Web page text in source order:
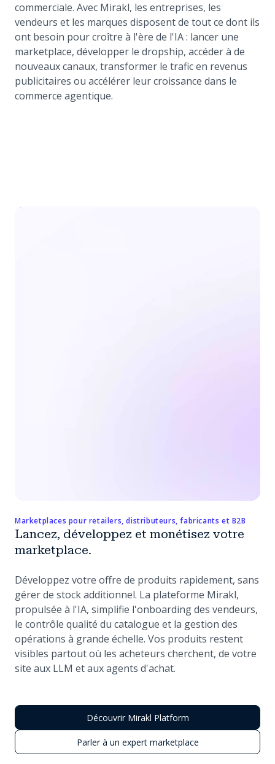
commerciale. Avec Mirakl, les entreprises, les
vendeurs et les marques disposent de tout ce dont ils
ont besoin pour croître à l'ère de l'IA : lancer une
marketplace, développer le dropship, accéder à de
nouveaux canaux, transformer le trafic en revenus
publicitaires ou accélérer leur croissance dans le
commerce agentique.
Marketplaces pour retailers, distributeurs, fabricants et B2B
Lancez, développez et monétisez votre
marketplace.
Développez votre offre de produits rapidement, sans
gérer de stock additionnel. La plateforme Mirakl,
propulsée à l'IA, simplifie l'onboarding des vendeurs,
le contrôle qualité du catalogue et la gestion des
opérations à grande échelle. Vos produits restent
visibles partout où les acheteurs cherchent, de votre
site aux LLM et aux agents d'achat.
Découvrir Mirakl Platform
Parler à un expert marketplace